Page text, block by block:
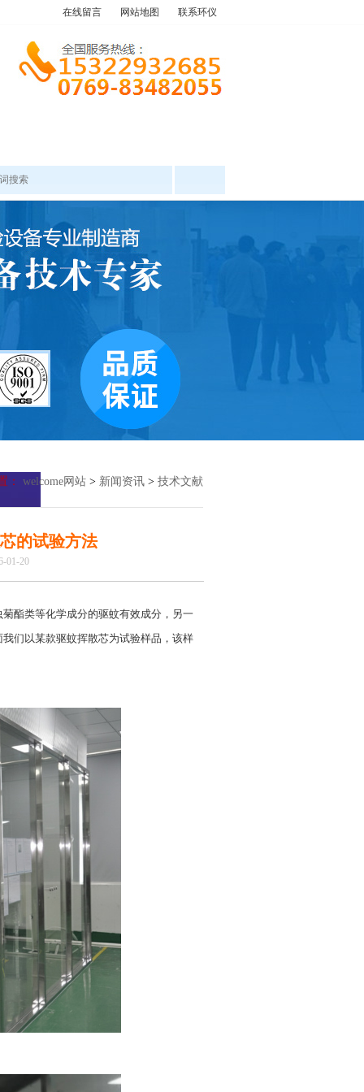
在线留言 网站地图 联系环仪
： welcome网站 > 新闻资讯 > 技术文献
的试验方法
01-20
酯类等化学成分的驱蚊有效成分，另一
们以某款驱蚊挥散芯为试验样品，该样